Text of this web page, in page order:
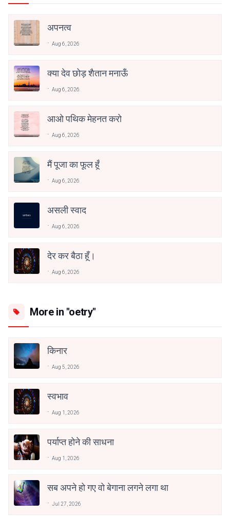
अपनत्व
Aug 6, 2026
क्या देव छोड़ शैतान मनाऊँ
Aug 6, 2026
आओ पथिक मेहनत करो
Aug 6, 2026
मैं पूजा का फूल हूँ
Aug 6, 2026
असली स्वाद
Aug 6, 2026
देर कर बैठा हूँ।
Aug 6, 2026
More in "oetry"
किनार
Aug 5, 2026
स्वभाव
Aug 1, 2026
पर्याप्त होने की साधना
Aug 1, 2026
सब अपने हो गए वो बेगाना लगने लगा था
Jul 27, 2026